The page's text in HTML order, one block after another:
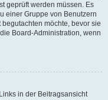
geprüft werden müssen. Es
einer Gruppe von Benutzern
möchte, bevor sie
Board-Administration, wenn
in der Beitragsansicht